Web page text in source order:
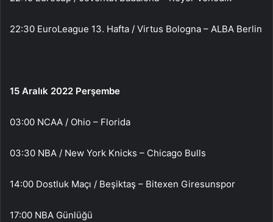
22:30 EuroLeague 13. Hafta / Virtus Bologna – ALBA Berlin
15 Aralık 2022 Perşembe
03:00 NCAA / Ohio – Florida
03:30 NBA / New York Knicks – Chicago Bulls
14:00 Dostluk Maçı / Beşiktaş – Bitexen Giresunspor
17:00 NBA Günlüğü